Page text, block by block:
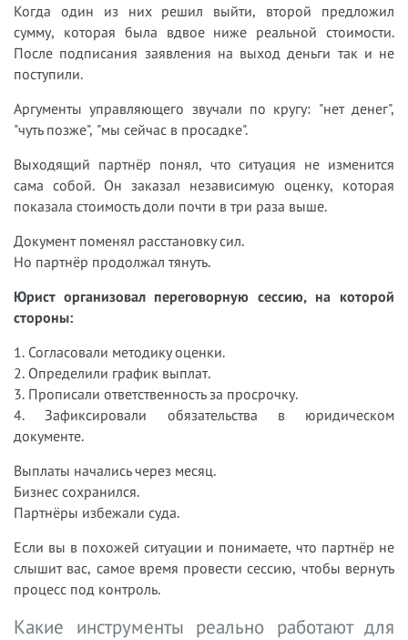
Когда один из них решил выйти, второй предложил
сумму, которая была вдвое ниже реальной стоимости.
После подписания заявления на выход деньги так и не
поступили.
Аргументы управляющего звучали по кругу: "нет денег",
"чуть позже", "мы сейчас в просадке".
Выходящий партнёр понял, что ситуация не изменится
сама собой. Он заказал независимую оценку, которая
показала стоимость доли почти в три раза выше.
Документ поменял расстановку сил.
Но партнёр продолжал тянуть.
Юрист организовал переговорную сессию, на которой
стороны:
1. Согласовали методику оценки.
2. Определили график выплат.
3. Прописали ответственность за просрочку.
4. Зафиксировали обязательства в юридическом
документе.
Выплаты начались через месяц.
Бизнес сохранился.
Партнёры избежали суда.
Если вы в похожей ситуации и понимаете, что партнёр не
слышит вас, самое время провести сессию, чтобы вернуть
процесс под контроль.
Какие инструменты реально работают для